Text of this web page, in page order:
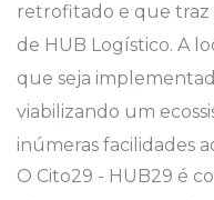
retrofitado e que traz
de HUB Logístico. A
que seja
viabilizando um
inúmeras facilidades
O Cito29 - HUB29 é